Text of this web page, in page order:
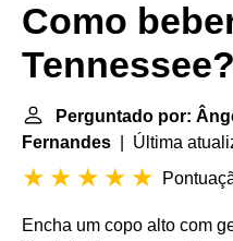
Como
Tennessee?
Perguntado por:
Fernandes | Última
Encha um copo alto com